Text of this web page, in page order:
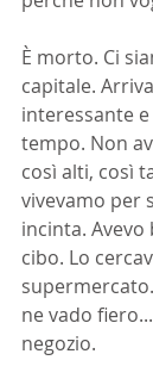
È morto. Ci
capitale.
interessante
tempo. Non
così alti, così
vivevamo per
incinta.
cibo. Lo
ne vado
negozio.